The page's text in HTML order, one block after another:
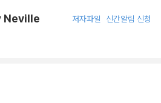
Neville 저자파일 신간알림 신청